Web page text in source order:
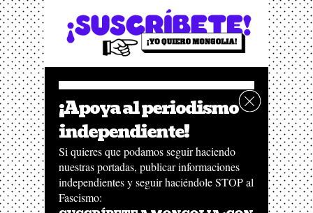
¡Apoya al periodismo
independiente!
Si quieres que podamos seguir haciendo
nuestras portadas, publicar informaciones
independientes y seguir haciéndole STOP al
Fascismo: